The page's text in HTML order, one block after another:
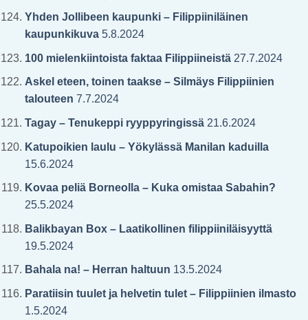
Yhden Jollibeen kaupunki – Filippiiniläinen
kaupunkikuva5.8.2024
100 mielenkiintoista faktaa Filippiineistä27.7.2024
Askel eteen, toinen taakse – Silmäys Filippiinien
talouteen 7.7.2024
Tagay – Tenukeppi ryyppyringissä21.6.2024
Katupoikien laulu – Yökylässä Manilan kaduilla
15.6.2024
Kovaa peliä Borneolla – Kuka omistaa Sabahin?
25.5.2024
Balikbayan Box – Laatikollinen filippiiniläisyyttä
19.5.2024
Bahala na! – Herran haltuun 13.5.2024
Paratiisin tuulet ja helvetin tulet – Filippiinien ilmasto
1.5.2024